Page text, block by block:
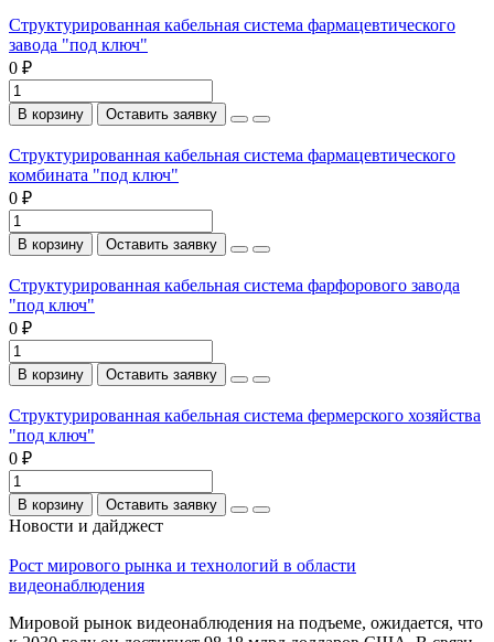
Структурированная кабельная система фармацевтического
завода "под ключ"
0 ₽
В корзину Оставить заявку
Структурированная кабельная система фармацевтического
комбината "под ключ"
0 ₽
В корзину Оставить заявку
Структурированная кабельная система фарфорового завода
"под ключ"
0 ₽
В корзину Оставить заявку
Структурированная кабельная система фермерского хозяйства
"под ключ"
0 ₽
В корзину Оставить заявку
Новости и дайджест
Рост мирового рынка и технологий в области
видеонаблюдения
Мировой рынок видеонаблюдения на подъеме, ожидается, что